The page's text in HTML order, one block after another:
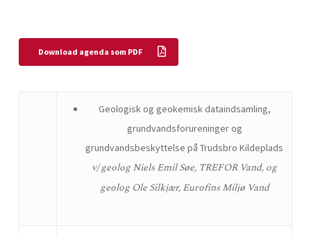
Download agenda som PDF
Geologisk og geokemisk dataindsamling,
grundvandsforureninger og
grundvandsbeskyttelse på Trudsbro Kildeplads
v/ geolog Niels Emil Søe, TREFOR Vand, og
geolog Ole Silkjær, Eurofins Miljø Vand